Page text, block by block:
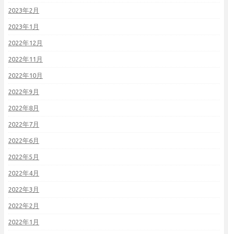
2023年2月
2023年1月
2022年12月
2022年11月
2022年10月
2022年9月
2022年8月
2022年7月
2022年6月
2022年5月
2022年4月
2022年3月
2022年2月
2022年1月